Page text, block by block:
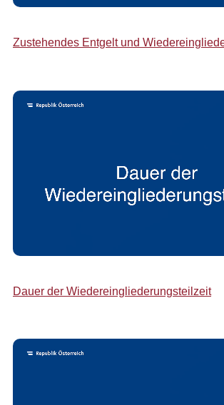
Zustehendes Entgelt und
Dauer der Wiedereingliederungsteilzeit